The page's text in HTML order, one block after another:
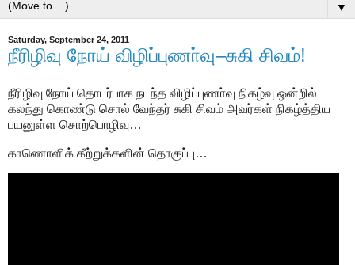
▼
Saturday, September 24, 2011
நீரிழிவு நோய் விழிப்புணா்வு–சுகி சிவம்!
நீரிழிவு நோய் தொடர்பாக நடந்த விழிப்புணா்வு நிகழ்வு ஒன்றில்
கலந்து கொண்டு சொல் வேந்தர் சுகி சிவம் அவர்கள் நிகழ்த்திய
பயனுள்ள சொற்பொழிவு…
காணொளிக் கீற்றுக்களின் தொகுப்பு…